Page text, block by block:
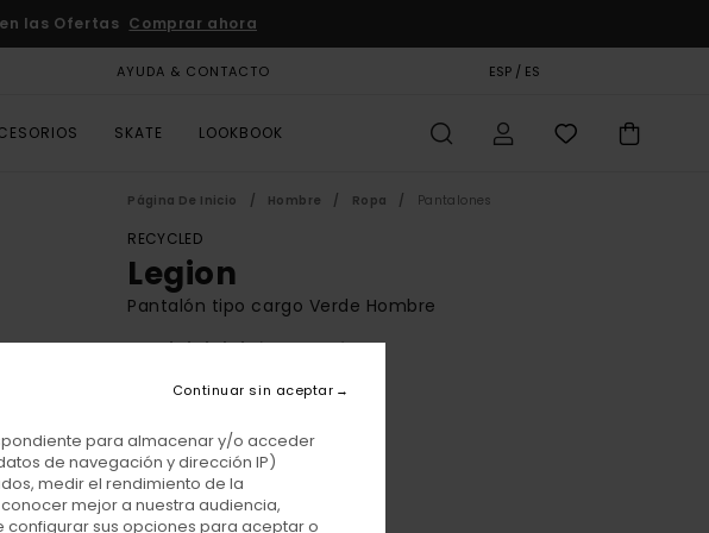
las Ofertas Comprar ahora
AYUDA & CONTACTO ESP / ES
SKATE LOOKBOOK
Página De Inicio Hombre Ropa Pantalones
RECYCLED
Legion
Pantalón tipo cargo Verde Hombre
5.0
ECO-BONUS
40,50 €
OFERTAS
DOBLE PROMO -25% EXTRA
para almacenar y/o acceder
de navegación y dirección IP)
medir el rendimiento de la
mejor a nuestra audiencia,
sus opciones para aceptar o
Continuar sin aceptar